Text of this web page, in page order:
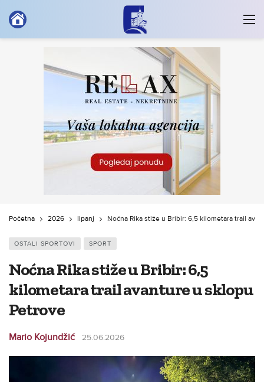
Početna 2026 lipanj Noćna Rika stiže u Bribir: 6,5 kilometara trail
OSTALI SPORTOVI SPORT
Noćna Rika stiže u Bribir: 6,5
kilometara trail avanture u sklopu
Petrove
Mario Kojundžić 25.06.2026